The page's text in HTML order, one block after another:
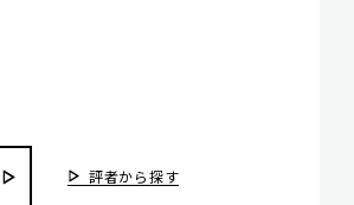
評者から探す